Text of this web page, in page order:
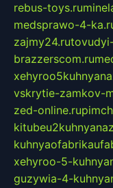
rebus-toys.ru
medsprawo-4-
zajmy24.ru
brazzerscom.ru
vskrytie-zamkov-
zed-online.ru
xehyroo-5-
guzywia-4-